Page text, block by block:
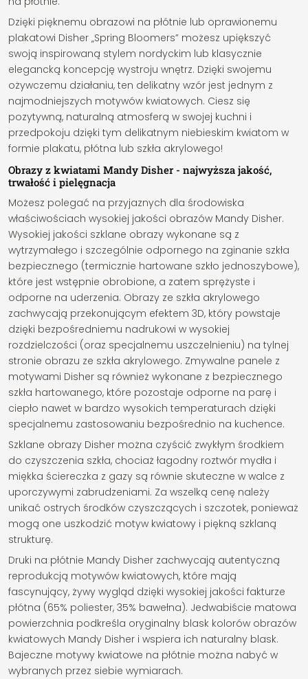
Dzięki pięknemu obrazowi na płótnie lub oprawionemu
plakatowi Disher „Spring Bloomers” możesz upiększyć
swoją inspirowaną stylem nordyckim lub klasycznie
elegancką koncepcję wystroju wnętrz. Dzięki swojemu
ożywczemu działaniu, ten delikatny wzór jest jednym z
najmodniejszych motywów kwiatowych. Ciesz się
pozytywną, naturalną atmosferą w swojej kuchni i
przedpokoju dzięki tym delikatnym niebieskim kwiatom w
formie plakatu, płótna lub szkła akrylowego!
Obrazy z kwiatami Mandy Disher - najwyższa jakość,
trwałość i pielęgnacja
Możesz polegać na przyjaznych dla środowiska
właściwościach wysokiej jakości obrazów Mandy Disher.
Wysokiej jakości szklane obrazy wykonane są z
wytrzymałego i szczególnie odpornego na zginanie szkła
bezpiecznego (termicznie hartowane szkło jednoszybowe),
które jest wstępnie obrobione, a zatem sprężyste i
odporne na uderzenia. Obrazy ze szkła akrylowego
zachwycają przekonującym efektem 3D, który powstaje
dzięki bezpośredniemu nadrukowi w wysokiej
rozdzielczości (oraz specjalnemu uszczelnieniu) na tylnej
stronie obrazu ze szkła akrylowego. Zmywalne panele z
motywami Disher są również wykonane z bezpiecznego
szkła hartowanego, które pozostaje odporne na parę i
ciepło nawet w bardzo wysokich temperaturach dzięki
specjalnemu zastosowaniu bezpośrednio na kuchence.
Szklane obrazy Disher można czyścić zwykłym środkiem
do czyszczenia szkła, chociaż łagodny roztwór mydła i
miękka ściereczka z gazy są równie skuteczne w walce z
uporczywymi zabrudzeniami. Za wszelką cenę należy
unikać ostrych środków czyszczących i szczotek, ponieważ
mogą one uszkodzić motyw kwiatowy i piękną szklaną
strukturę.
Druki na płótnie Mandy Disher zachwycają autentyczną
reprodukcją motywów kwiatowych, które mają
fascynujący, żywy wygląd dzięki wysokiej jakości fakturze
płótna (65% poliester, 35% bawełna). Jedwabiście matowa
powierzchnia podkreśla oryginalny blask kolorów obrazów
kwiatowych Mandy Disher i wspiera ich naturalny blask.
Bajeczne motywy kwiatowe na płótnie można nabyć w
wybranych przez siebie wymiarach.